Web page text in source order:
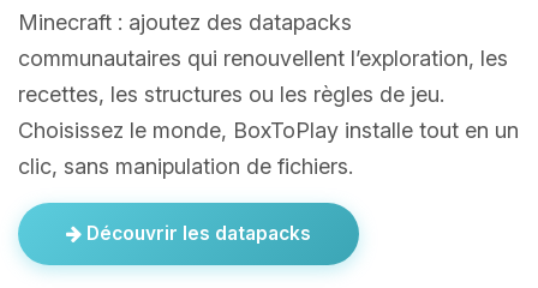
Minecraft : ajoutez des datapacks
communautaires qui renouvellent l’exploration, les
recettes, les structures ou les règles de jeu.
Choisissez le monde, BoxToPlay installe tout en un
clic, sans manipulation de fichiers.
Découvrir les datapacks